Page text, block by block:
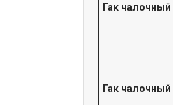
Гак чалочный
Гак чалочный